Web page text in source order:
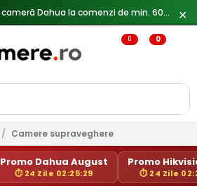
✕
0 0
/ Camere supraveghere
Promo Dahua August
⏱ 24 Zile 02:25:29
Promo
⏱ 24 Zile